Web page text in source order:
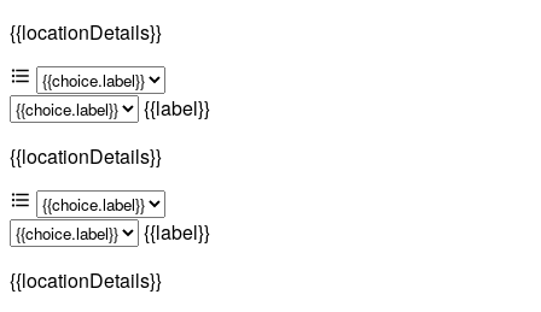
{{locationDetails}}
{{label}}
{{locationDetails}}
{{label}}
{{locationDetails}}